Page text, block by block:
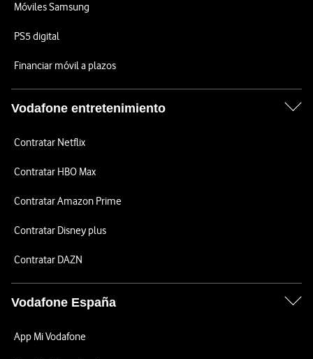
Móviles Samsung
PS5 digital
Financiar móvil a plazos
Vodafone entretenimiento
Contratar Netflix
Contratar HBO Max
Contratar Amazon Prime
Contratar Disney plus
Contratar DAZN
Vodafone España
App Mi Vodafone